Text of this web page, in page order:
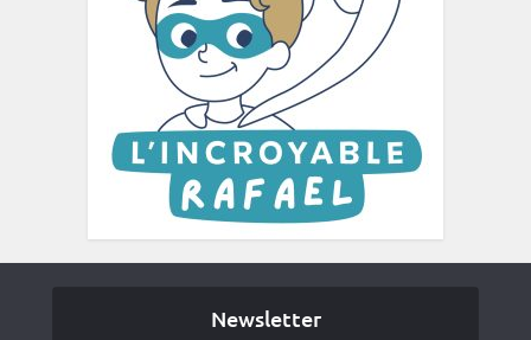
Newsletter